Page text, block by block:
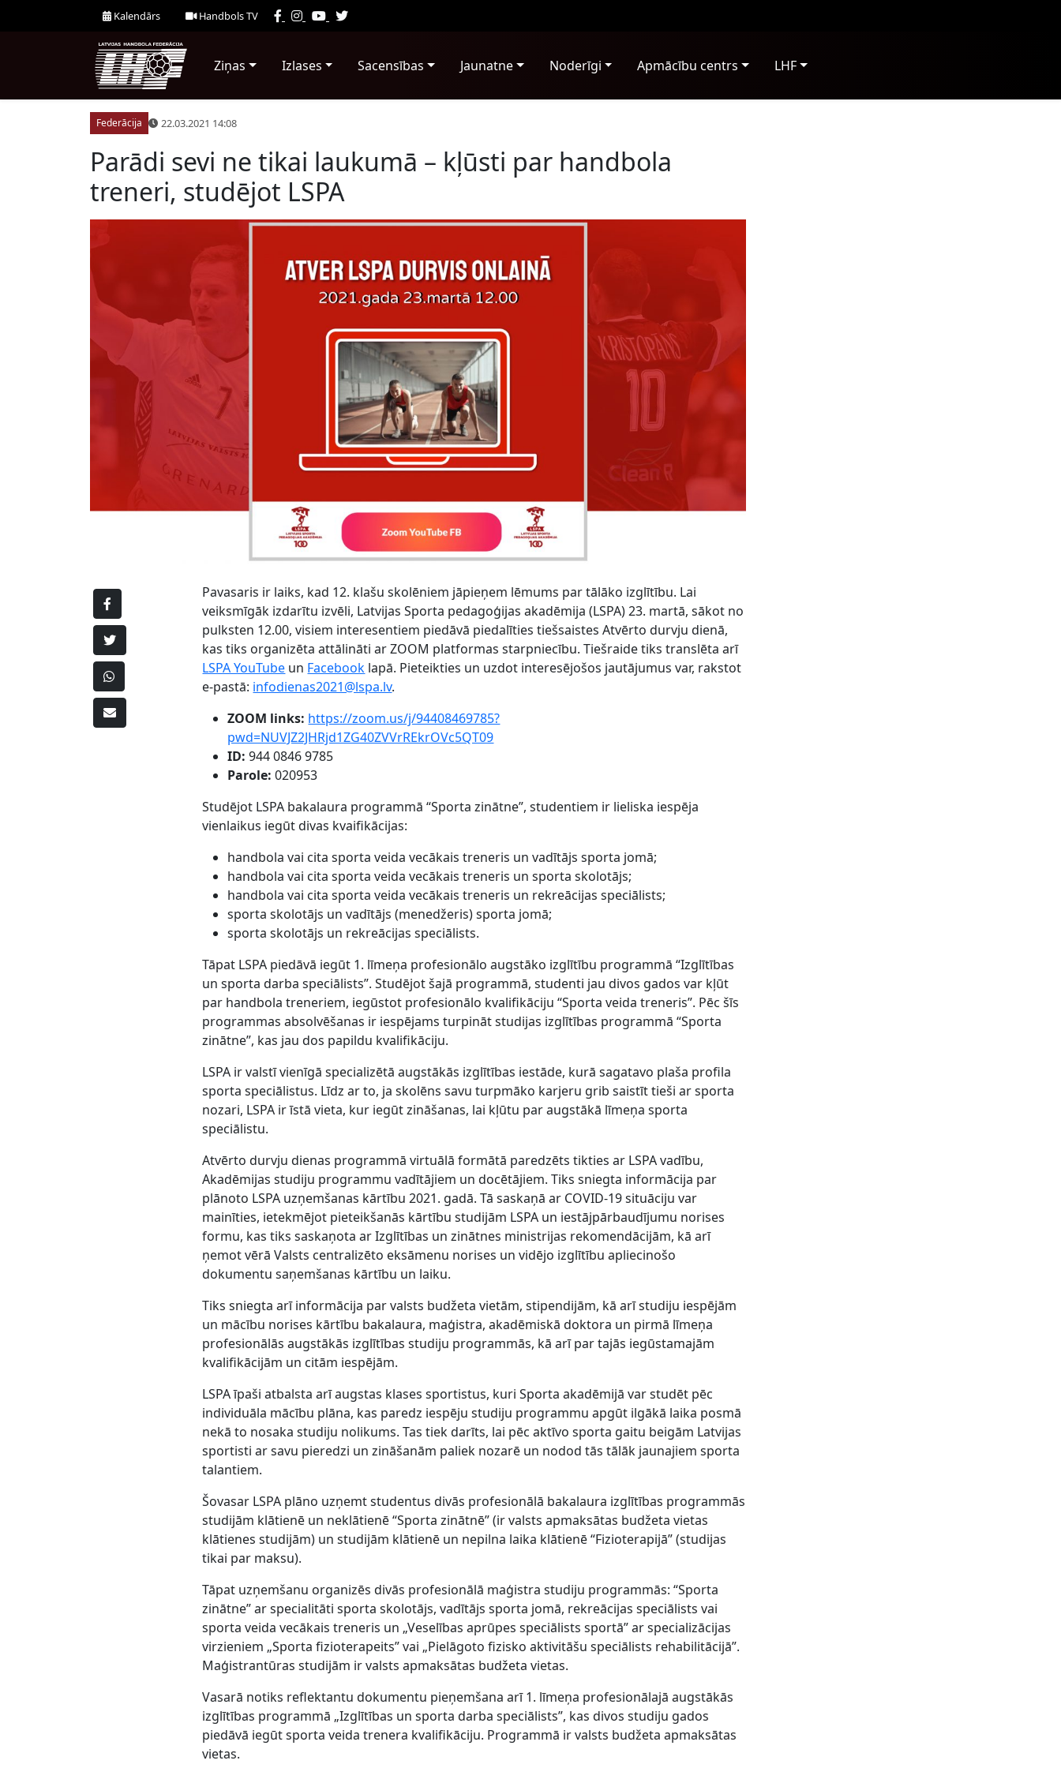
Kalendārs Handbols TV
Ziņas Izlases Sacensības Jaunatne Noderīgi Apmācību centrs LHF
Federācija 22.03.2021 14:08
Parādi sevi ne tikai laukumā – kļūsti par handbola
treneri, studējot LSPA
Pavasaris ir laiks, kad 12. klašu skolēniem jāpieņem lēmums par tālāko izglītību. Lai
veiksmīgāk izdarītu izvēli, Latvijas Sporta pedagoģijas akadēmija (LSPA) 23. martā, sākot no
pulksten 12.00, visiem interesentiem piedāvā piedalīties tiešsaistes Atvērto durvju dienā,
kas tiks organizēta attālināti ar ZOOM platformas starpniecību. Tiešraide tiks translēta arī
LSPA YouTube un Facebook lapā. Pieteikties un uzdot interesējošos jautājumus var, rakstot
e-pastā: infodienas2021@lspa.lv.
ZOOM links: https://zoom.us/j/94408469785?
pwd=NUVJZ2JHRjd1ZG40ZVVrREkrOVc5QT09
ID: 944 0846 9785
Parole: 020953
Studējot LSPA bakalaura programmā “Sporta zinātne”, studentiem ir lieliska iespēja
vienlaikus iegūt divas kvaifikācijas:
handbola vai cita sporta veida vecākais treneris un vadītājs sporta jomā;
handbola vai cita sporta veida vecākais treneris un sporta skolotājs;
handbola vai cita sporta veida vecākais treneris un rekreācijas speciālists;
sporta skolotājs un vadītājs (menedžeris) sporta jomā;
sporta skolotājs un rekreācijas speciālists.
Tāpat LSPA piedāvā iegūt 1. līmeņa profesionālo augstāko izglītību programmā “Izglītības
un sporta darba speciālists”. Studējot šajā programmā, studenti jau divos gados var kļūt
par handbola treneriem, iegūstot profesionālo kvalifikāciju “Sporta veida treneris”. Pēc šīs
programmas absolvēšanas ir iespējams turpināt studijas izglītības programmā “Sporta
zinātne”, kas jau dos papildu kvalifikāciju.
LSPA ir valstī vienīgā specializētā augstākās izglītības iestāde, kurā sagatavo plaša profila
sporta speciālistus. Līdz ar to, ja skolēns savu turpmāko karjeru grib saistīt tieši ar sporta
nozari, LSPA ir īstā vieta, kur iegūt zināšanas, lai kļūtu par augstākā līmeņa sporta
speciālistu.
Atvērto durvju dienas programmā virtuālā formātā paredzēts tikties ar LSPA vadību,
Akadēmijas studiju programmu vadītājiem un docētājiem. Tiks sniegta informācija par
plānoto LSPA uzņemšanas kārtību 2021. gadā. Tā saskaņā ar COVID-19 situāciju var
mainīties, ietekmējot pieteikšanās kārtību studijām LSPA un iestājpārbaudījumu norises
formu, kas tiks saskaņota ar Izglītības un zinātnes ministrijas rekomendācijām, kā arī
ņemot vērā Valsts centralizēto eksāmenu norises un vidējo izglītību apliecinošo
dokumentu saņemšanas kārtību un laiku.
Tiks sniegta arī informācija par valsts budžeta vietām, stipendijām, kā arī studiju iespējām
un mācību norises kārtību bakalaura, maģistra, akadēmiskā doktora un pirmā līmeņa
profesionālās augstākās izglītības studiju programmās, kā arī par tajās iegūstamajām
kvalifikācijām un citām iespējām.
LSPA īpaši atbalsta arī augstas klases sportistus, kuri Sporta akadēmijā var studēt pēc
individuāla mācību plāna, kas paredz iespēju studiju programmu apgūt ilgākā laika posmā
nekā to nosaka studiju nolikums. Tas tiek darīts, lai pēc aktīvo sporta gaitu beigām Latvijas
sportisti ar savu pieredzi un zināšanām paliek nozarē un nodod tās tālāk jaunajiem sporta
talantiem.
Šovasar LSPA plāno uzņemt studentus divās profesionālā bakalaura izglītības programmās
studijām klātienē un neklātienē “Sporta zinātnē” (ir valsts apmaksātas budžeta vietas
klātienes studijām) un studijām klātienē un nepilna laika klātienē “Fizioterapijā” (studijas
tikai par maksu).
Tāpat uzņemšanu organizēs divās profesionālā maģistra studiju programmās: “Sporta
zinātne” ar specialitāti sporta skolotājs, vadītājs sporta jomā, rekreācijas speciālists vai
sporta veida vecākais treneris un „Veselības aprūpes speciālists sportā” ar specializācijas
virzieniem „Sporta fizioterapeits” vai „Pielāgoto fizisko aktivitāšu speciālists rehabilitācijā”.
Maģistrantūras studijām ir valsts apmaksātas budžeta vietas.
Vasarā notiks reflektantu dokumentu pieņemšana arī 1. līmeņa profesionālajā augstākās
izglītības programmā „Izglītības un sporta darba speciālists”, kas divos studiju gados
piedāvā iegūt sporta veida trenera kvalifikāciju. Programmā ir valsts budžeta apmaksātas
vietas.